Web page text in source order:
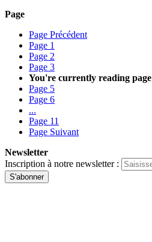
Page
Page Précédent
Page 1
Page 2
Page 3
You're currently reading page
Page 5
Page 6
...
Page 11
Page Suivant
Newsletter
Inscription à notre newsletter :
S'abonner